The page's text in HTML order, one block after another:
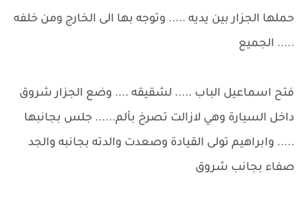
حملها الجزار بين يديه ..... وتوجه بها الى الخارج ومن خلفه
..... الجميع
فتح اسماعيل الباب ..... لشقيقه .... وضع الجزار شروق
داخل السيارة وهي لازالت تصرخ بألم...... جلس بجانبها
..... وابراهيم تولى القيادة وصعدت والدته بجانبه والجد
صفاء بجانب شروق